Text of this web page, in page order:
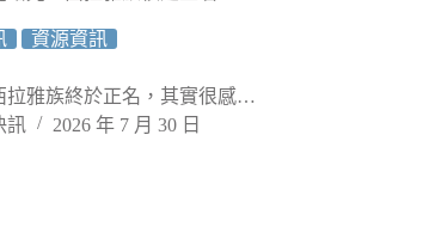
資源資訊
拉雅族終於正名，其實很感…
訊 2026 年 7 月 30 日